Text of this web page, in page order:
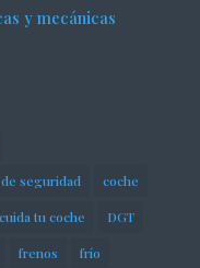
y mecánicas
seguridad coche
cuida tu coche DGT
frenos frío